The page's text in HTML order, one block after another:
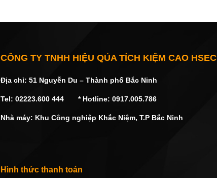
CÔNG TY TNHH HIỆU QỦA TÍCH KIỆM CAO HSEC
Địa chỉ: 51 Nguyễn Du – Thành phố Bắc Ninh
Tel: 02223.600 444 * Hotline: 0917.005.786
Nhà máy: Khu Công nghiệp Khắc Niệm, T.P Bắc Ninh
Hình thức thanh toán